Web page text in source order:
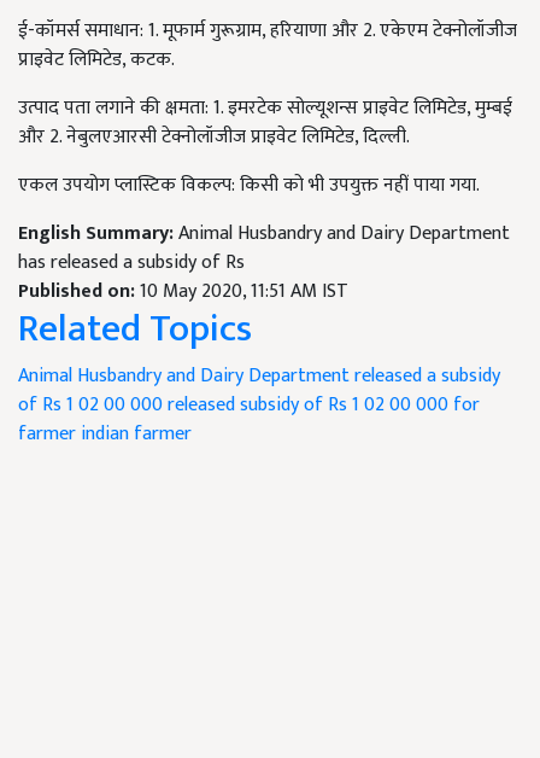
ई-कॉमर्स समाधान: 1. मूफार्म गुरूग्राम, हरियाणा और 2. एकेएम टेक्नोलॉजीज
प्राइवेट लिमिटेड, कटक.
उत्पाद पता लगाने की क्षमता: 1. इमरटेक सोल्यूशन्स प्राइवेट लिमिटेड, मुम्बई
और 2. नेबुलएआरसी टेक्नोलॉजीज प्राइवेट लिमिटेड, दिल्ली.
एकल उपयोग प्लास्टिक विकल्प: किसी को भी उपयुक्त नहीं पाया गया.
English Summary:Animal Husbandry and Dairy Department
has released a subsidy of Rs
Published on:10 May 2020, 11:51 AM IST
Related Topics
Animal Husbandry and Dairy Departmentreleased a subsidy
of Rs 10200000released subsidy of Rs 10200000 for
farmerindian farmer